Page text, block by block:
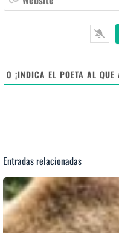
0 ¡INDICA EL POETA AL QUE
Entradas relacionadas